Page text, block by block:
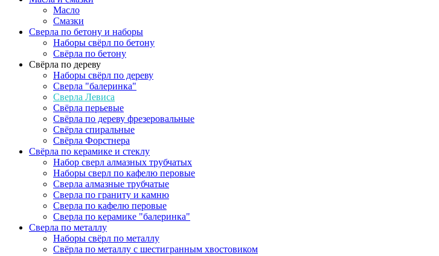
Масло
Смазки
Сверла по бетону и наборы
Наборы свёрл по бетону
Свёрла по бетону
Свёрла по дереву
Наборы свёрл по дереву
Сверла "балеринка"
Сверла Левиса
Свёрла перьевые
Свёрла по дереву фрезеровальные
Свёрла спиральные
Свёрла Форстнера
Свёрла по керамике и стеклу
Набор сверл алмазных трубчатых
Наборы сверл по кафелю перовые
Сверла алмазные трубчатые
Сверла по граниту и камню
Сверла по кафелю перовые
Сверла по керамике "балеринка"
Сверла по металлу
Наборы свёрл по металлу
Свёрла по металлу с шестигранным хвостовиком